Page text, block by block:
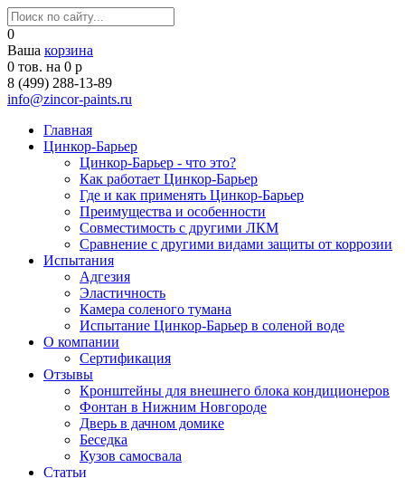
0
Ваша корзина
0 тов. на 0 р
8 (499) 288-13-89
info@zincor-paints.ru
Главная
Цинкор-Барьер
Цинкор-Барьер - что это?
Как работает Цинкор-Барьер
Где и как применять Цинкор-Барьер
Преимущества и особенности
Совместимость с другими ЛКМ
Сравнение с другими видами защиты от коррозии
Испытания
Адгезия
Эластичность
Камера соленого тумана
Испытание Цинкор-Барьер в соленой воде
О компании
Сертификация
Отзывы
Кронштейны для внешнего блока кондиционеров
Фонтан в Нижним Новгороде
Дверь в дачном домике
Беседка
Кузов самосвала
Статьи